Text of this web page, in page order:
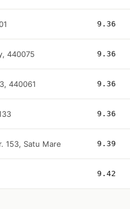
9.36
440075 9.36
440061 9.36
9.36
153, Satu Mare 9.39
9.42